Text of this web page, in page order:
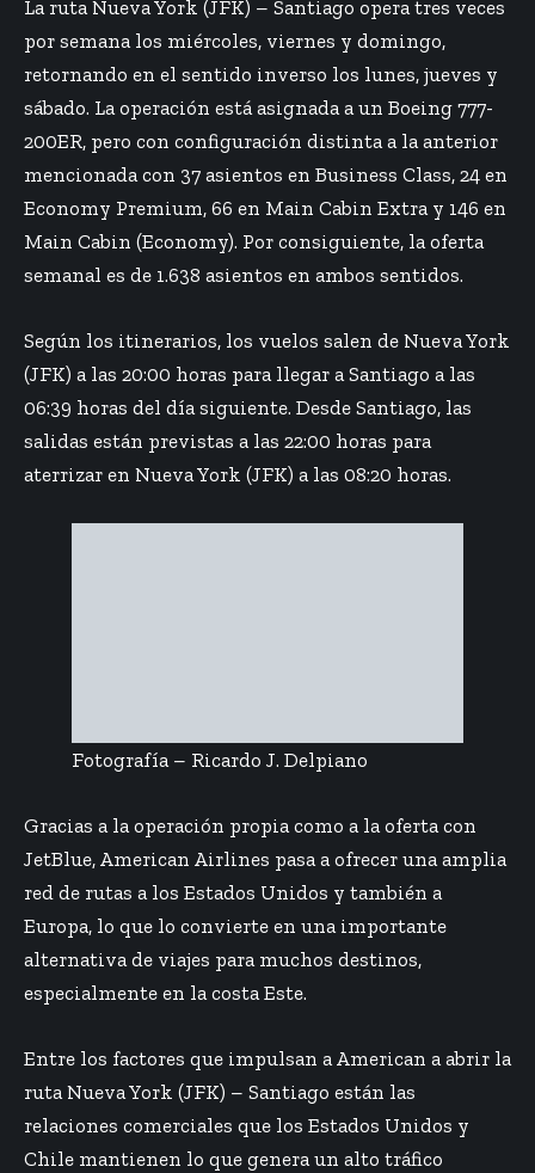
La ruta Nueva York (JFK) – Santiago opera tres veces
por semana los miércoles, viernes y domingo,
retornando en el sentido inverso los lunes, jueves y
sábado. La operación está asignada a un Boeing 777-
200ER, pero con configuración distinta a la anterior
mencionada con 37 asientos en Business Class, 24 en
Economy Premium, 66 en Main Cabin Extra y 146 en
Main Cabin (Economy). Por consiguiente, la oferta
semanal es de 1.638 asientos en ambos sentidos.
Según los itinerarios, los vuelos salen de Nueva York
(JFK) a las 20:00 horas para llegar a Santiago a las
06:39 horas del día siguiente. Desde Santiago, las
salidas están previstas a las 22:00 horas para
aterrizar en Nueva York (JFK) a las 08:20 horas.
Fotografía – Ricardo J. Delpiano
Gracias a la operación propia como a la oferta con
JetBlue, American Airlines pasa a ofrecer una amplia
red de rutas a los Estados Unidos y también a
Europa, lo que lo convierte en una importante
alternativa de viajes para muchos destinos,
especialmente en la costa Este.
Entre los factores que impulsan a American a abrir la
ruta Nueva York (JFK) – Santiago están las
relaciones comerciales que los Estados Unidos y
Chile mantienen lo que genera un alto tráfico